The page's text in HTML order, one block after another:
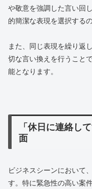
や敬意を強調した言い回
的簡潔な表現を選択する
また、同じ表現を繰り返
切な言い換えを行うこと
能となります。
「休日に連絡し
面
ビジネスシーンにおいて
す。特に緊急性の高い案